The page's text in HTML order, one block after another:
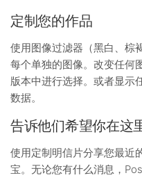
定制您的作品
使用图像过滤器（黑白、棕
每个单独的图像。改变任何
版本中进行选择。或者显示
数据。
告诉他们希望你在这
使用定制明信片分享您最近
宝。无论您有什么消息，